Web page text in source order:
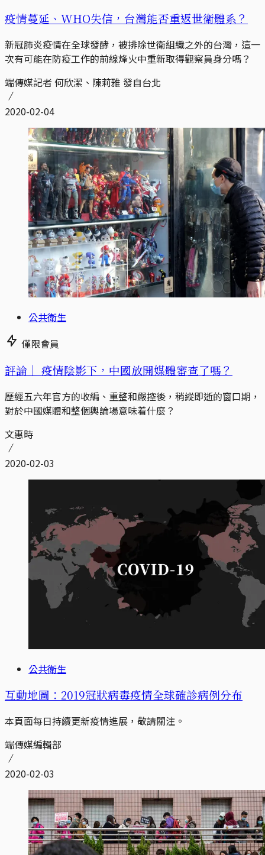
疫情蔓延、WHO失信，台灣能否重返世衛體系？
新冠肺炎疫情在全球發酵，被排除世衛組織之外的台灣，這一
次有可能在防疫工作的前線烽火中重新取得觀察員身分嗎？
端傳媒記者 何欣潔、陳莉雅 發自台北
2020-02-04
公共衛生
僅限會員
評論｜ 疫情陰影下，中國放開媒體審查了嗎？
歷經五六年官方的收編、重整和嚴控後，稍縱即逝的窗口期，
對於中國媒體和整個輿論場意味着什麼？
文惠時
2020-02-03
公共衛生
互動地圖：2019冠狀病毒疫情全球確診病例分布
本頁面每日持續更新疫情進展，敬請關注。
端傳媒編輯部
2020-02-03